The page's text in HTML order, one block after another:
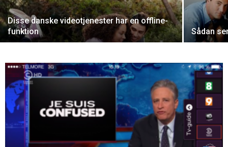
Disse danske videotjenester har en offline-
funktion
Sådan